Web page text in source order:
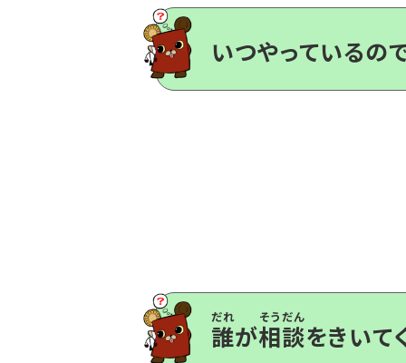
いつやっているの
誰が相談をきいて